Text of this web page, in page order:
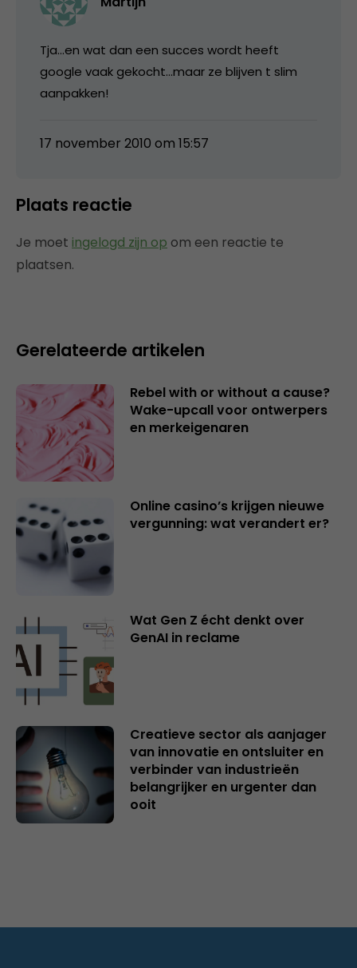
Tja…en wat dan een succes wordt heeft
google vaak gekocht…maar ze blijven t slim
aanpakken!
17 november 2010 om 15:57
Plaats reactie
Je moet ingelogd zijn op om een reactie te
plaatsen.
Gerelateerde artikelen
Rebel with or without a cause?
Wake-upcall voor ontwerpers
en merkeigenaren
Online casino’s krijgen nieuwe
vergunning: wat verandert er?
Wat Gen Z écht denkt over
GenAI in reclame
Creatieve sector als aanjager
van innovatie en ontsluiter en
verbinder van industrieën
belangrijker en urgenter dan
ooit